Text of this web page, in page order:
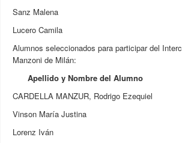
Sanz Malena
Lucero Camila
Alumnos seleccionados para participar del
Manzoni de Milán:
Apellido y Nombre del Alumno
CARDELLA MANZUR, Rodrigo Ezequiel
Vinson María Justina
Lorenz Iván